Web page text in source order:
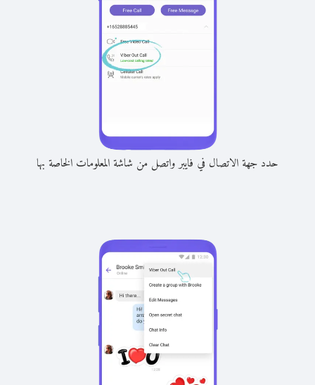
حدد جهة الاتصال في فايبر واتصل من شاشة المعلومات الخاصة بها